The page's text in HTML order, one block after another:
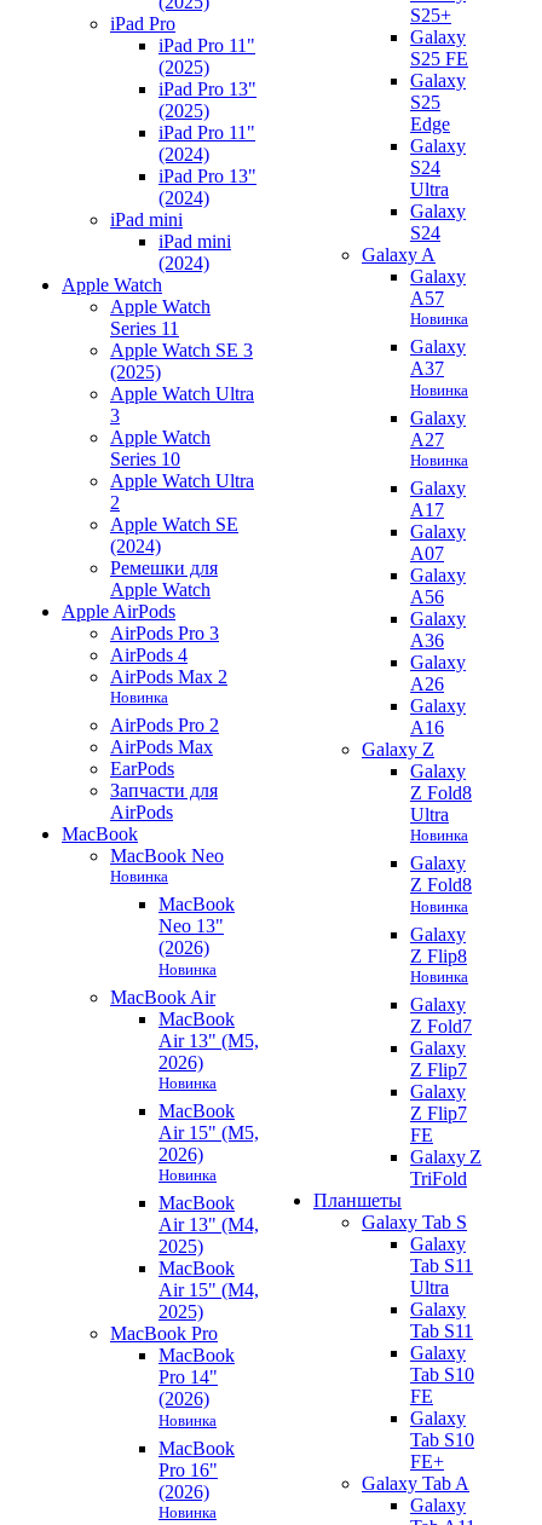
iPad Pro
iPad Pro 11"
(2025)
iPad Pro 13"
(2025)
iPad Pro 11"
(2024)
iPad Pro 13"
(2024)
iPad mini
iPad mini
(2024)
Apple Watch
Apple Watch
Series 11
Apple Watch SE 3
(2025)
Apple Watch Ultra
3
Apple Watch
Series 10
Apple Watch Ultra
2
Apple Watch SE
(2024)
Ремешки для
Apple Watch
Apple AirPods
AirPods Pro 3
AirPods 4
AirPods Max 2
Новинка
AirPods Pro 2
AirPods Max
EarPods
Запчасти для
AirPods
MacBook
MacBook Neo
Новинка
MacBook
Neo 13"
(2026)
Новинка
MacBook Air
MacBook
Air 13" (M5,
2026)
Новинка
MacBook
Air 15" (M5,
2026)
Новинка
MacBook
Air 13" (M4,
2025)
MacBook
Air 15" (M4,
2025)
MacBook Pro
MacBook
Pro 14"
(2026)
Новинка
MacBook
Pro 16"
(2026)
Новинка
S25+
Galaxy
S25 FE
Galaxy
S25
Edge
Galaxy
S24
Ultra
Galaxy
S24
Galaxy A
Galaxy
A57
Новинка
Galaxy
A37
Новинка
Galaxy
A27
Новинка
Galaxy
A17
Galaxy
A07
Galaxy
A56
Galaxy
A36
Galaxy
A26
Galaxy
A16
Galaxy Z
Galaxy
Z Fold8
Ultra
Новинка
Galaxy
Z Fold8
Новинка
Galaxy
Z Flip8
Новинка
Galaxy
Z Fold7
Galaxy
Z Flip7
Galaxy
Z Flip7
FE
Galaxy Z
TriFold
Планшеты
Galaxy Tab S
Galaxy
Tab S11
Ultra
Galaxy
Tab S11
Galaxy
Tab S10
FE
Galaxy
Tab S10
FE+
Galaxy Tab A
Galaxy